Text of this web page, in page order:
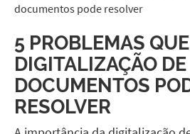
documentos pode resolver
5 PROBLEMAS
DIGITALIZAÇÃO DE
DOCUMENTOS
RESOLVER